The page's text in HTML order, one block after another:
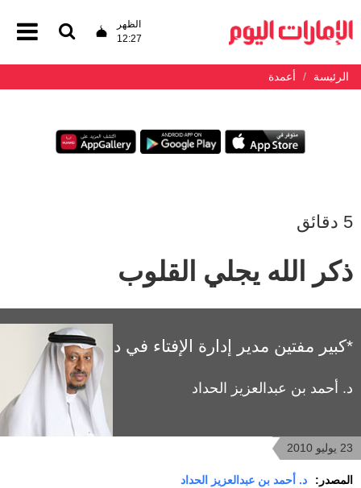
الظهر
12:27
الرئيسة أعمدة
5 دقائق
ذكر الله يجلي القلوب
*كبير مفتين مدير إدارة الإفتاء في دبي
د. أحمد بن عبدالعزيز الحداد
23 يوليو 2010
المصدر: د. أحمد بن عبدالعزيز الحداد